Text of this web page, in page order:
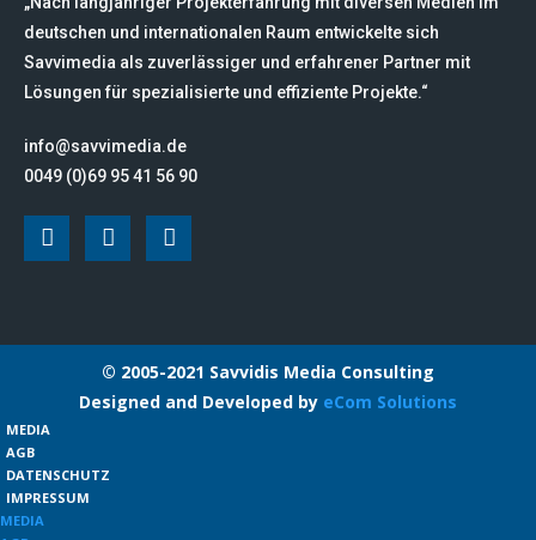
deutschen und internationalen Raum entwickelte sich
Savvimedia als zuverlässiger und erfahrener Partner mit
Lösungen für spezialisierte und effiziente Projekte.“
info@savvimedia.de
0049 (0)69 95 41 56 90
© 2005-2021 Savvidis Media Consulting
Designed and Developed by eCom Solutions
MEDIA
AGB
DATENSCHUTZ
IMPRESSUM
MEDIA